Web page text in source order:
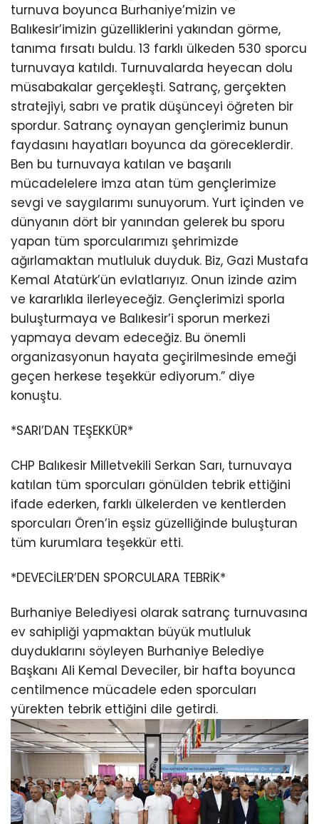
turnuva boyunca Burhaniye’mizin ve
Balıkesir’imizin güzelliklerini yakından görme,
tanıma fırsatı buldu. 13 farklı ülkeden 530 sporcu
turnuvaya katıldı. Turnuvalarda heyecan dolu
müsabakalar gerçekleşti. Satranç, gerçekten
stratejiyi, sabrı ve pratik düşünceyi öğreten bir
spordur. Satranç oynayan gençlerimiz bunun
faydasını hayatları boyunca da göreceklerdir.
Ben bu turnuvaya katılan ve başarılı
mücadelelere imza atan tüm gençlerimize
sevgi ve saygılarımı sunuyorum. Yurt içinden ve
dünyanın dört bir yanından gelerek bu sporu
yapan tüm sporcularımızı şehrimizde
ağırlamaktan mutluluk duyduk. Biz, Gazi Mustafa
Kemal Atatürk’ün evlatlarıyız. Onun izinde azim
ve kararlıkla ilerleyeceğiz. Gençlerimizi sporla
buluşturmaya ve Balıkesir’i sporun merkezi
yapmaya devam edeceğiz. Bu önemli
organizasyonun hayata geçirilmesinde emeği
geçen herkese teşekkür ediyorum.” diye
konuştu.
*SARI’DAN TEŞEKKÜR*
CHP Balıkesir Milletvekili Serkan Sarı, turnuvaya
katılan tüm sporcuları gönülden tebrik ettiğini
ifade ederken, farklı ülkelerden ve kentlerden
sporcuları Ören’in eşsiz güzelliğinde buluşturan
tüm kurumlara teşekkür etti.
*DEVECİLER’DEN SPORCULARA TEBRİK*
Burhaniye Belediyesi olarak satranç turnuvasına
ev sahipliği yapmaktan büyük mutluluk
duyduklarını söyleyen Burhaniye Belediye
Başkanı Ali Kemal Deveciler, bir hafta boyunca
centilmence mücadele eden sporcuları
yürekten tebrik ettiğini dile getirdi.